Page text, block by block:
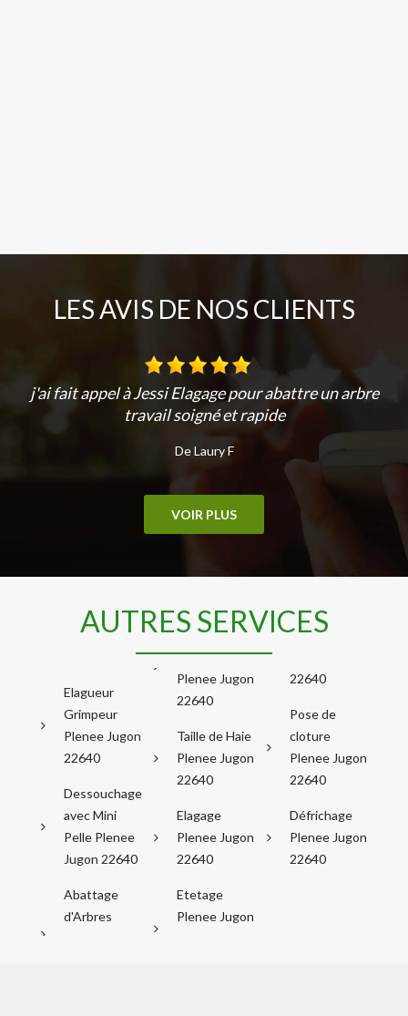
LES AVIS DE NOS CLIENTS
j'ai fait appel à Jessi Elagage pour abattre un arbre
travail soigné et rapide
De Laury F
VOIR PLUS
AUTRES SERVICES
Elagueur
Grimpeur
Plenee Jugon
22640
Dessouchage
avec Mini
Pelle Plenee
Jugon 22640
Abattage
d'Arbres
Plenee Jugon
22640
Taille de Haie
Plenee Jugon
22640
Elagage
Plenee Jugon
22640
Etetage
Plenee Jugon
22640
Pose de
cloture
Plenee Jugon
22640
Défrichage
Plenee Jugon
22640